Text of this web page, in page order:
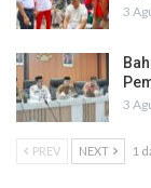
3
3
PREV NEXT 1